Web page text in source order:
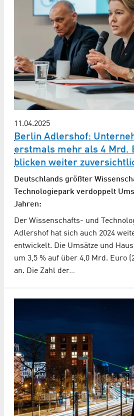
11.04.2025
Berlin Adlershof:
erstmals mehr als 4 Mrd.
blicken weiter
Deutschlands größter
Technologiepark verdoppelt
Jahren:
Der Wissenschafts- und
Adlershof hat sich auch 2024
entwickelt. Die Umsätze und
um 3,5 % auf über 4,0 Mrd. Euro
an. Die Zahl der…